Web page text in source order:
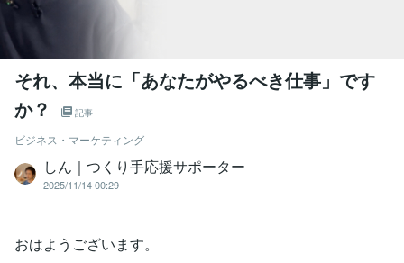
それ、本当に「あなたがやるべき仕事」です
か？
記事
ビジネス・マーケティング
しん｜つくり手応援サポーター
2025/11/14 00:29
おはようございます。